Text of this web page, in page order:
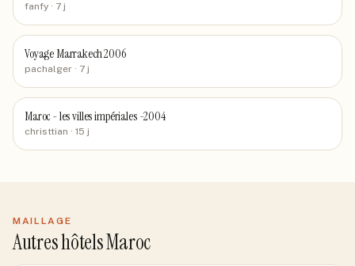
fanfy · 7 j
Voyage Marrakech 2006
pachalger · 7 j
Maroc - les villes impériales -2004
christtian · 15 j
MAILLAGE
Autres hôtels Maroc